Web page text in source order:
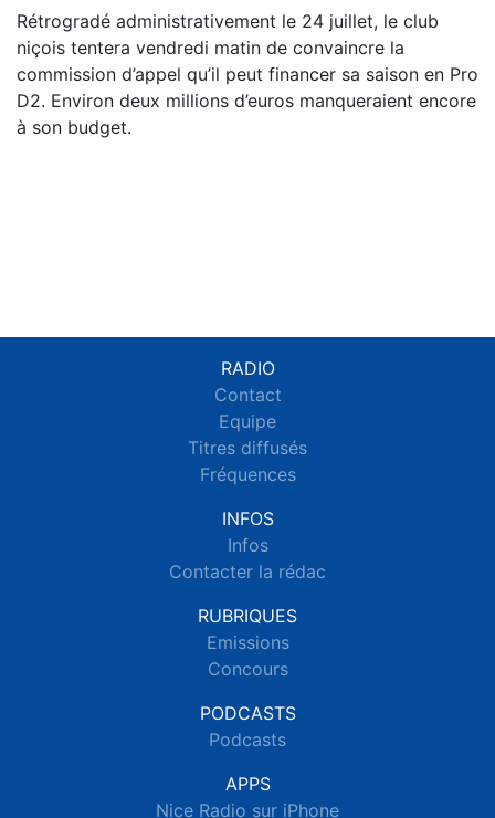
Rétrogradé administrativement le 24 juillet, le club
niçois tentera vendredi matin de convaincre la
commission d’appel qu’il peut financer sa saison en Pro
D2. Environ deux millions d’euros manqueraient encore
à son budget.
RADIO
Contact
Equipe
Titres diffusés
Fréquences
INFOS
Infos
Contacter la rédac
RUBRIQUES
Emissions
Concours
PODCASTS
Podcasts
APPS
Nice Radio sur iPhone